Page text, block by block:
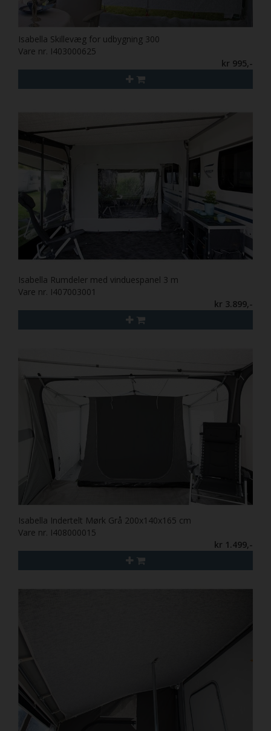
Isabella Skillevæg for udbygning 300
Vare nr. I403000625
kr 995,-
Isabella Rumdeler med vinduespanel 3 m
Vare nr. I407003001
kr 3.899,-
Isabella Indertelt Mørk Grå 200x140x165 cm
Vare nr. I408000015
kr 1.499,-